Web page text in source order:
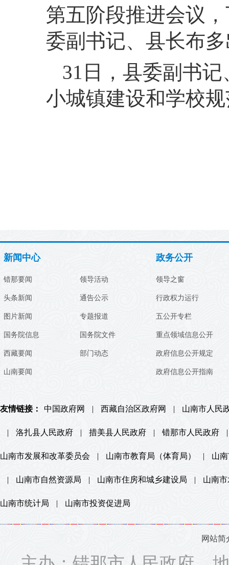
第五阶段推进会议
委副书记、县长布
31 日， 县委副书记
小城镇建设和学校
新闻中心
错那要闻
头条新闻
图片新闻
国务院信息
西藏要闻
山南要闻
领导活动
通告公示
专题报道
国务院文件
部门动态
政务公开
领导之窗
行政权力运行
五公开专栏
重点领域信息公开
政府信息公开规定
政府信息公开指南
友情链接： 中国政府网 | 西藏自治区政府网 | 山南市人民
| 洛扎县人民政府 | 措美县人民政府 | 错那市人民政府 |
山南市发展和改革委员会 | 山南市教育局（体育局） | 山
| 山南市自然资源局 | 山南市住房和城乡建设局 | 山南
山南市统计局 | 山南市投资促进局
网站简